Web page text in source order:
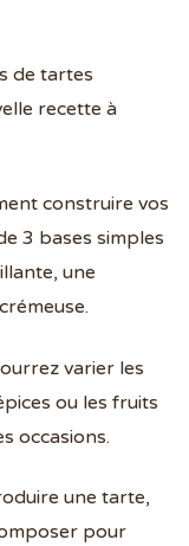
de tartes
recette à
construire vos
3 bases simples
une
varier les
ou les fruits
occasions.
une tarte,
pour